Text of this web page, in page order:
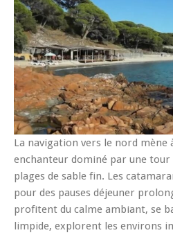
La navigation vers le nord mène
enchanteur dominé par une tour
plages de sable fin. Les
pour des pauses déjeuner
profitent du calme ambiant, se
limpide, explorent les environs